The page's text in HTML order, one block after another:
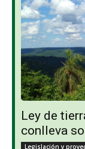
Ley de
conlleva
Legislación y